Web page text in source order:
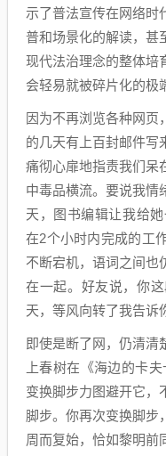
示了普法宣传在网络时
普和场景化的解读，甚
现代法治理念的整体培
会轻易就被碎片化的极
因为不再浏览各种网页
的几天有上百封邮件写
痛彻心扉地指责我们呆
中毒品横流。要说我情
天，图书编辑让我给
在2个小时内完成的工
不断宕机，语词之间也
在一起。好友说，你
天，等风向转了我告诉
即使是断了网，仍清清
上春树在《海边的卡
变换脚步力图避开它，
脚步。你再次变换脚
周而复始，恰如黎明前